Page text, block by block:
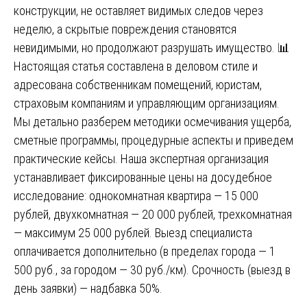
конструкции, не оставляет видимых следов через
неделю, а скрытые повреждения становятся
невидимыми, но продолжают разрушать имущество. 📊
Настоящая статья составлена в деловом стиле и
адресована собственникам помещений, юристам,
страховым компаниям и управляющим организациям.
Мы детально разберем методики осмечивания ущерба,
сметные программы, процедурные аспекты и приведем
практические кейсы. Наша экспертная организация
устанавливает фиксированные цены на досудебное
исследование: однокомнатная квартира — 15 000
рублей, двухкомнатная — 20 000 рублей, трехкомнатная
— максимум 25 000 рублей. Выезд специалиста
оплачивается дополнительно (в пределах города — 1
500 руб., за городом — 30 руб./км). Срочность (выезд в
день заявки) — надбавка 50%.